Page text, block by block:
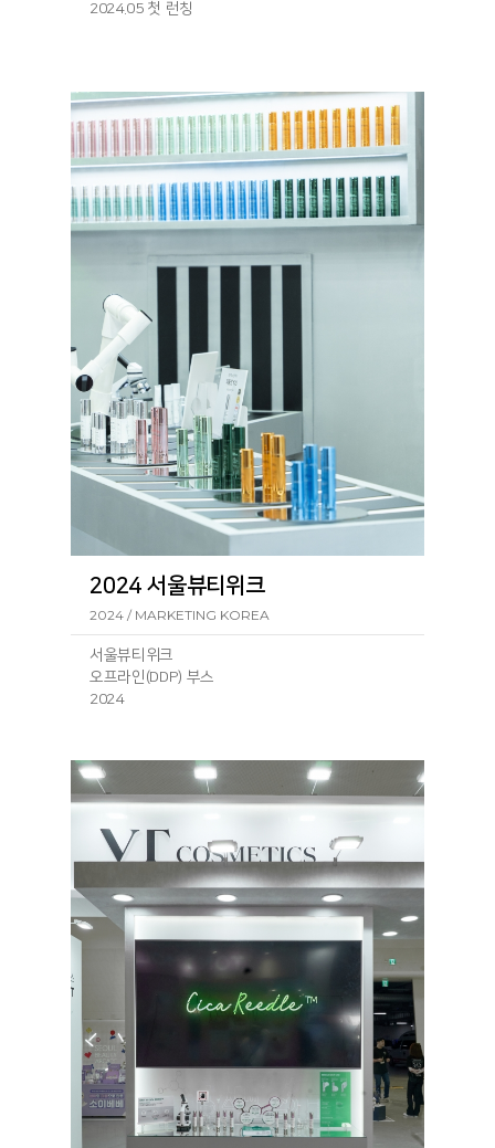
2024.05 첫 런칭
key=20240524001346358
매진 기
사: https://fashionbiz.co.kr/article/210952
2024 서울뷰티위크
2024 / MARKETING KOREA
서울뷰티위크
오프라인(DDP) 부스
2024